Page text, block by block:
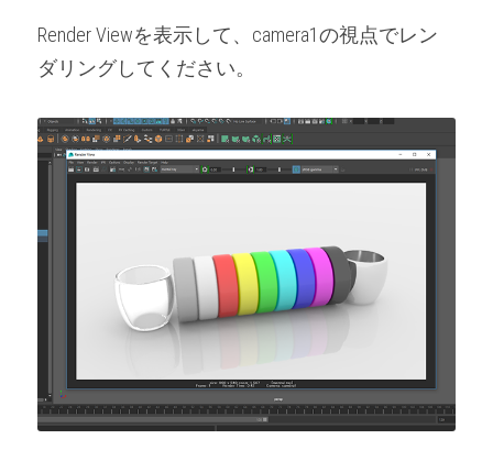
Render Viewを表示して、camera1の視点でレン
ダリングしてください。